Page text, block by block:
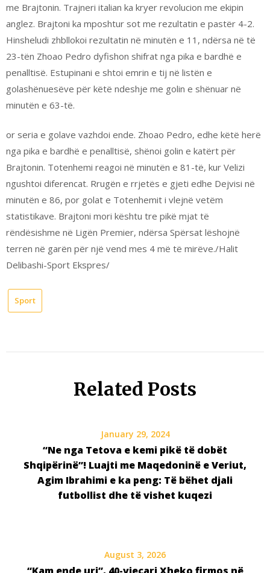
me Brajtonin. Trajneri italian ka kryer revolucion me ekipin
anglez. Brajtoni ka mposhtur sot me rezultatin e pastër 4-2.
Hinsheludi zhbllokoi rezultatin në minutën e 11, ndërsa në të
23-tën Zhoao Pedro dyfishon shifrat nga pika e bardhë e
penalltisë. Estupinani e shtoi emrin e tij në listën e
golashënuesëve për këtë ndeshje me golin e shënuar në
minutën e 63-të.
or seria e golave vazhdoi ende. Zhoao Pedro, edhe këtë herë
nga pika e bardhë e penalltisë, shënoi golin e katërt për
Brajtonin. Totenhemi reagoi në minutën e 81-të, kur Velizi
ngushtoi diferencat. Rrugën e rrjetës e gjeti edhe Dejvisi në
minutën e 86, por golat e Totenhemit i vlejnë vetëm
statistikave. Brajtoni mori kështu tre pikë mjat të
rëndësishme në Ligën Premier, ndërsa Spërsat lëshojnë
terren në garën për një vend mes 4 më të mirëve./Halit
Delibashi-Sport Ekspres/
Sport
Related Posts
January 29, 2024
“Ne nga Tetova e kemi pikë të dobët
Shqipërinë”! Luajti me Maqedoninë e Veriut,
Agim Ibrahimi e ka peng: Të bëhet djali
futbollist dhe të vishet kuqezi
August 3, 2026